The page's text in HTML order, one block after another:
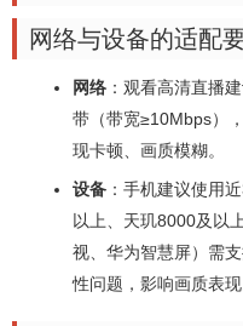
网络与设备的适配
网络 ：观看高清直播
带（带宽≥10Mbps）
现卡顿、画质模糊。
设备 ：手机建议使用
以上、天玑8000及以
视、华为智慧屏）需
性问题，影响画质表现